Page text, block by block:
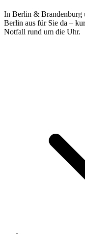
In Berlin & Brandenburg
Berlin aus für Sie da –
Notfall rund um die Uhr.